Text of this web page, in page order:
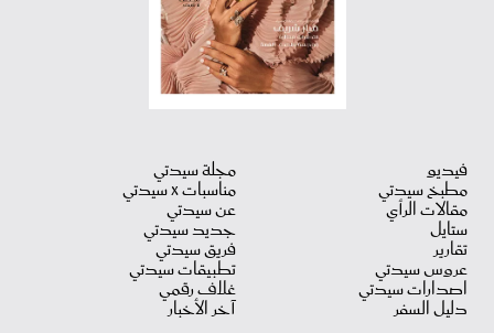
فيديو
مطبخ سيدتي
مقالات الرأي
ستايل
تقارير
عروس سيدتي
اصدارات سيدتي
دليل السفر
مجلة سيدتي
مناسبات X سيدتي
عن سيدتي
جديد سيدتي
فريق سيدتي
تطبيقات سيدتي
غلاف رقمي
آخر الأخبار